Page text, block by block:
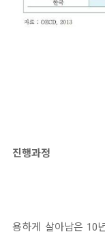
진행과정
용하게 살아남은 10